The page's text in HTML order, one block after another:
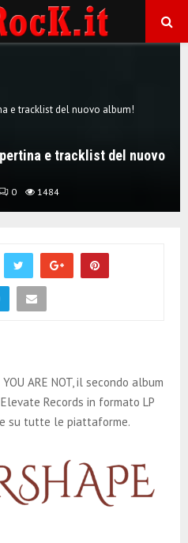
e tracklist del nuovo album!
e tracklist del nuovo
0 1484
ARE NOT, il secondo album
Records in formato LP
su tutte le piattaforme.